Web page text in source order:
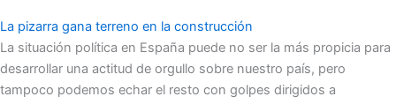
La pizarra gana terreno en la construcción
La situación política en España puede no ser la más propicia para
desarrollar una actitud de orgullo sobre nuestro país, pero
tampoco podemos echar el resto con golpes dirigidos a